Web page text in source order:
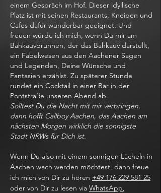
einem Gespräch im Hof. Dieser idyllische
Platz ist mit seinen Restaurants, Kneipen und
Cafes dafür wunderbar geeignet. Und
freuen würde ich mich, wenn Du mir am
Bahkauvbrunnen, der das Bahkauv darstellt,
ein Fabelwesen aus den Aachener Sagen
und Legenden, Deine Wünsche und
Fantasien erzählst. Zu späterer Stunde
rundet ein Cocktail in einer Bar in der
Pontstraße unseren Abend ab.
Solltest Du die Nacht mit mir verbringen,
dann hofft Callboy Aachen, das Aachen am
nächsten Morgen wirklich die sonnigste
Stadt NRWs für Dich ist.
Wenn Du also mit einem sonnigen Lächeln in
Aachen wach werden möchtest, dann freue
ich mich von Dir zu hören +49 176 229 581 25
oder von Dir zu lesen via WhatsApp,